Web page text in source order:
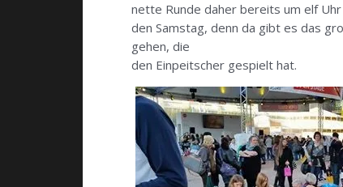
nette Runde daher bereits um elf
den Samstag, denn da gibt es das
gehen, die
den Einpeitscher gespielt hat.